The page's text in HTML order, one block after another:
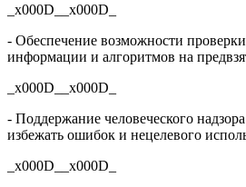
_x000D__x000D_
- Обеспечение возможности
информации и алгоритмов на
_x000D__x000D_
- Поддержание человеческого
избежать ошибок и нецелевого
_x000D__x000D_